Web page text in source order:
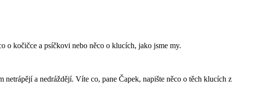
o kočičce a psíčkovi nebo něco o klucích, jako jsme my.
a nedráždějí. Víte co, pane Čapek, napište něco o těch klucích z